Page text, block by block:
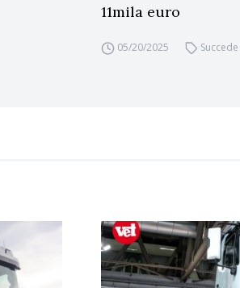
11mila euro
05/20/2025